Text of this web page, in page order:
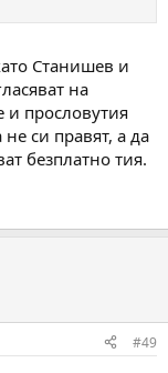
Станишев и
на
и прословутия
си правят, а да
безплатно тия.
#49